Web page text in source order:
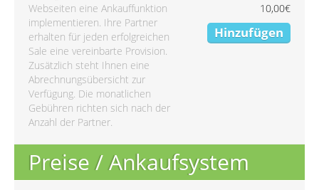
Webseiten eine Ankauffunktion
implementieren. Ihre Partner
erhalten für jeden erfolgreichen
Sale eine vereinbarte Provision.
Zusätzlich steht Ihnen eine
Abrechnungsübersicht zur
Verfügung. Die monatlichen
Gebühren richten sich nach der
Anzahl der Partner.
10,00€
Hinzufügen
Preise / Ankaufsystem